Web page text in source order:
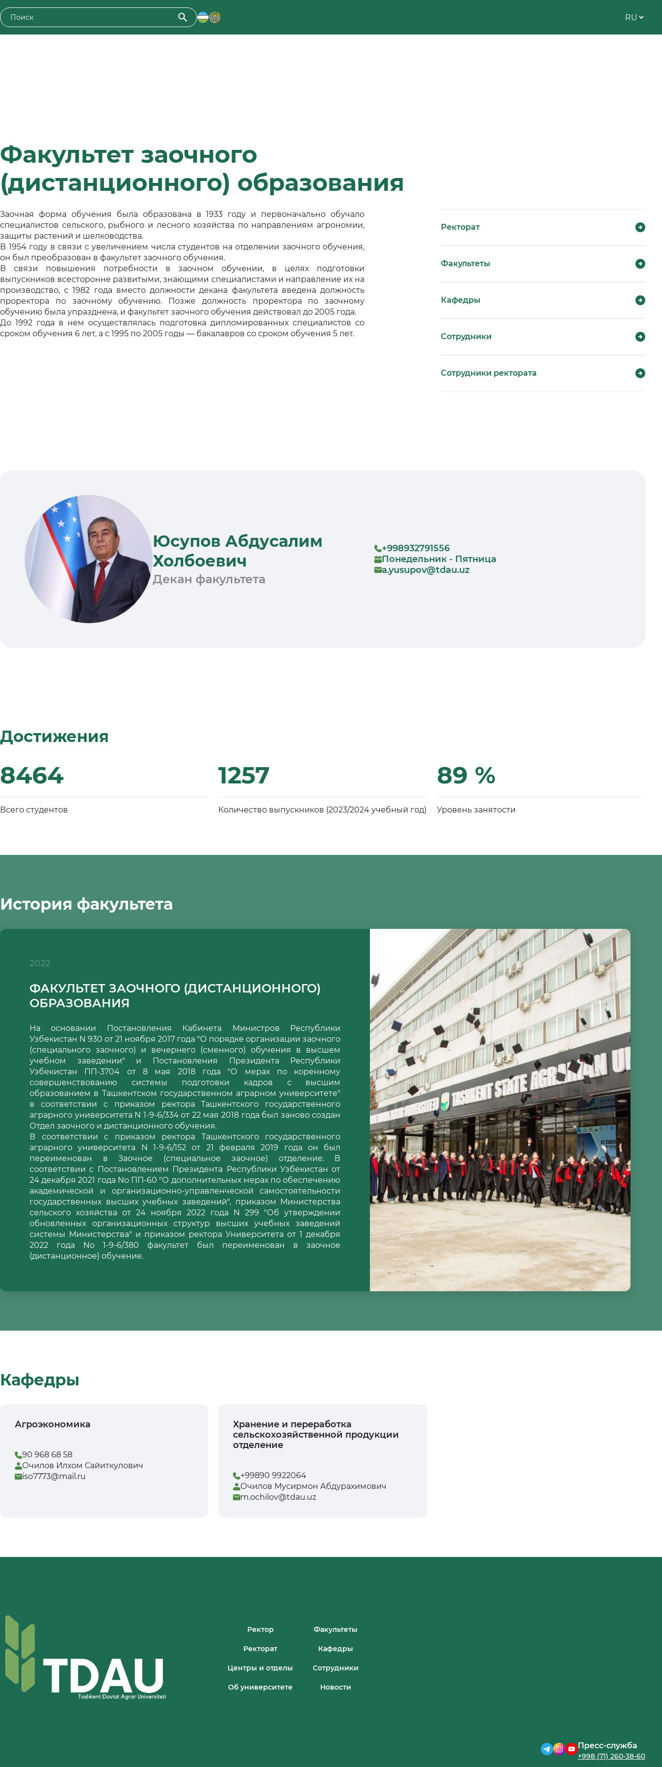
Факультет заочного
(дистанционного) образования
Заочная форма обучения была образована в 1933 году и первоначально обучало
специалистов сельского, рыбного и лесного хозяйства по направлениям агрономии,
защиты растений и шелководства.
В 1954 году в связи с увеличением числа студентов на отделении заочного обучения,
он был преобразован в факультет заочного обучения.
В связи повышения потребности в заочном обучении, в целях подготовки
выпускников всесторонне развитыми, знающими специалистами и направление их на
производство, с 1982 года вместо должности декана факультета введена должность
проректора по заочному обучению. Позже должность проректора по заочному
обучению была упразднена, и факультет заочного обучения действовал до 2005 года.
До 1992 года в нем осуществлялась подготовка дипломированных специалистов со
сроком обучения 6 лет, а с 1995 по 2005 годы — бакалавров со сроком обучения 5 лет.
Ректорат
Факультеты
Кафедры
Сотрудники
Сотрудники ректората
Юсупов Абдусалим
Холбоевич
Декан факультета
+998932791556
Понедельник - Пятница
a.yusupov@tdau.uz
Достижения
8464
Всего студентов
1257
Количество выпускников (2023/2024 учебный год)
89 %
Уровень занятости
История факультета
2022
ФАКУЛЬТЕТ ЗАОЧНОГО (ДИСТАНЦИОННОГО)
ОБРАЗОВАНИЯ
На основании Постановления Кабинета Министров Республики
Узбекистан N 930 от 21 ноября 2017 года "О порядке организации заочного
(специального заочного) и вечернего (сменного) обучения в высшем
учебном заведении" и Постановления Президента Республики
Узбекистан ПП-3704 от 8 мая 2018 года "О мерах по коренному
совершенствованию системы подготовки кадров с высшим
образованием в Ташкентском государственном аграрном университете"
в соответствии с приказом ректора Ташкентского государственного
аграрного университета N 1-9-6/334 от 22 мая 2018 года был заново создан
Отдел заочного и дистанционного обучения.
В соответствии с приказом ректора Ташкентского государственного
аграрного университета N 1-9-6/152 от 21 февраля 2019 года он был
переименован в Заочное (специальное заочное) отделение. В
соответствии с Постановлением Президента Республики Узбекистан от
24 декабря 2021 года No ПП-60 "О дополнительных мерах по обеспечению
академической и организационно-управленческой самостоятельности
государственных высших учебных заведений", приказом Министерства
сельского хозяйства от 24 ноября 2022 года N 299 "Об утверждении
обновленных организационных структур высших учебных заведений
системы Министерства" и приказом ректора Университета от 1 декабря
2022 года No 1-9-6/380 факультет был переименован в заочное
(дистанционное) обучение.
Кафедры
Агроэкономика
90 968 68 58
Очилов Илхом Сайиткулович
iso7773@mail.ru
Хранение и переработка
сельскохозяйственной продукции
отделение
+99890 9922064
Очилов Мусирмон Абдурахимович
m.ochilov@tdau.uz
Ректор Факультеты
Ректорат Кафедры
Центры и отделы Сотрудники
Об университете Новости
Пресс-служба
+998 (71) 260-38-60